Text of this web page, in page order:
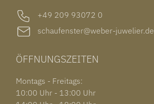
+49 209 93072 0
schaufenster@weber-juwelier.de
ÖFFNUNGSZEITEN
Montags - Freitags:
10:00 Uhr - 13:00 Uhr